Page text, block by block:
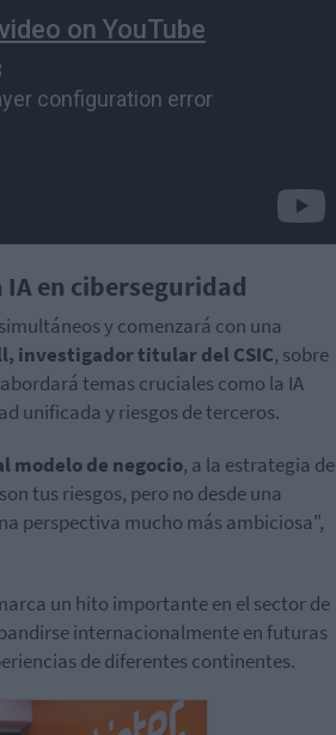
IA en ciberseguridad
y comenzará con una
investigador titular del CSIC, sobre
temas cruciales como la IA
unificada y riesgos de terceros.
modelo de negocio, a la estrategia de
tus riesgos, pero no desde una
perspectiva mucho más ambiciosa",
un hito importante en el sector de
internacionalmente en futuras
de diferentes continentes.